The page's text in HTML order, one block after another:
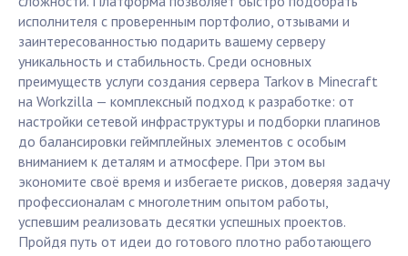
исполнителя с проверенным портфолио, отзывами и
заинтересованностью подарить вашему серверу
уникальность и стабильность. Среди основных
преимуществ услуги создания сервера Tarkov в Minecraft
на Workzilla — комплексный подход к разработке: от
настройки сетевой инфраструктуры и подборки плагинов
до балансировки геймплейных элементов с особым
вниманием к деталям и атмосфере. При этом вы
экономите своё время и избегаете рисков, доверяя задачу
профессионалам с многолетним опытом работы,
успевшим реализовать десятки успешных проектов.
Пройдя путь от идеи до готового плотно работающего